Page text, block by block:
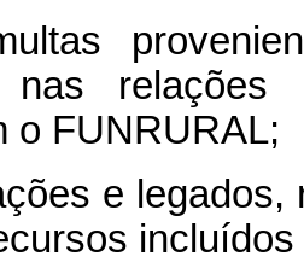
nas relações
o FUNRURAL;
e